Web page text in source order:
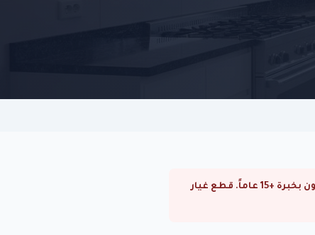
⚠ صيانة ديب فريزر اريستون في الزمالك. صيانة ديب فريزر اريستون في القاهرة والجيزة. فنيون متخصصون بخبرة +15 عاماً. قطع غيار